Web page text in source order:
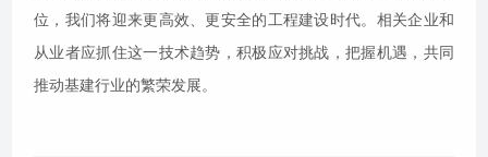
位，我们将迎来更高效、更安全的工程建设时代。相关企业和
从业者应抓住这一技术趋势，积极应对挑战，把握机遇，共同
推动基建行业的繁荣发展。